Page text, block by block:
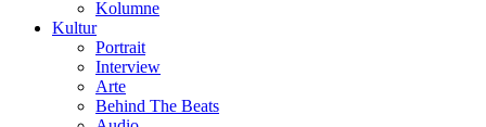
Kolumne
Kultur
Portrait
Interview
Arte
Behind The Beats